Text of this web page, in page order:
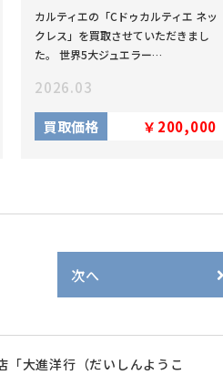
カルティエの「Cドゥカルティエ ネッ
クレス」を買取させていただきまし
た。 世界5大ジュエラー…
2026.03
買取価格 ￥200,000
次へ
「大進洋行（だいしんようこ